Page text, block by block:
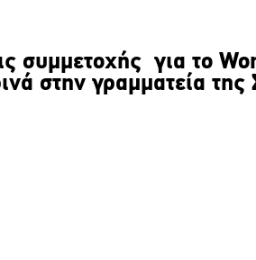
συμμετοχής για το
στην γραμματεία